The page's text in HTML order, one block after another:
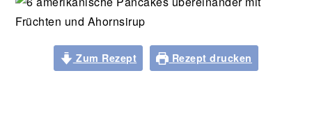
Zum Rezept Rezept drucken